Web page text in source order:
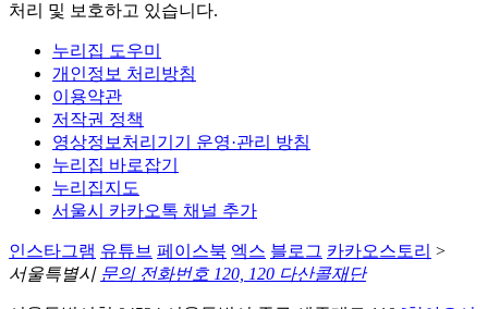
처리 및 보호하고 있습니다.
누리집 도우미
개인정보 처리방침
이용약관
저작권 정책
영상정보처리기기 운영·관리 방침
누리집 바로잡기
누리집지도
서울시 카카오톡 채널 추가
인스타그램 유튜브 페이스북 엑스 블로그 카카오스토리 >
서울특별시 문의 전화번호 120, 120 다산콜재단